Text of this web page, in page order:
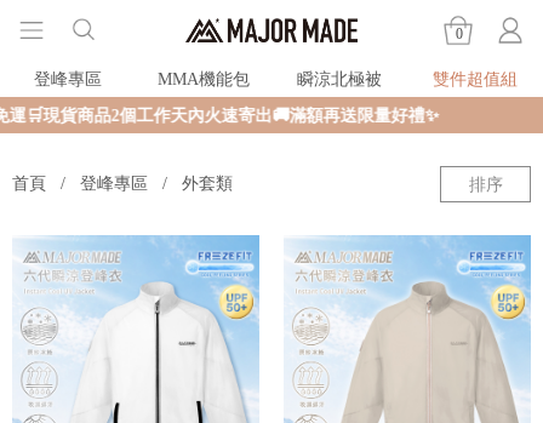
0
登峰專區 MMA機能包 瞬涼北極被
雙件超值組
現貨商品2個工作天內火速寄出🚚滿額再送限量好禮✨
首頁 登峰專區 外套類 排序